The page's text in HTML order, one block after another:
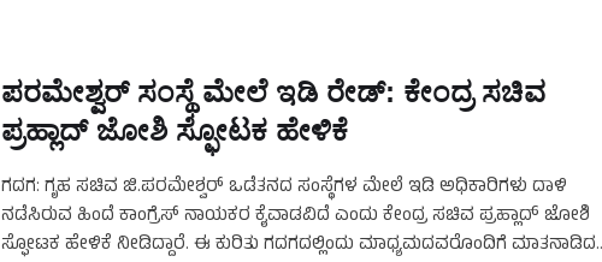
ಪರಮೇಶ್ವರ್‌ ಸಂಸ್ಥೆ ಮೇಲೆ ಇಡಿ ರೇಡ್:‌ ಕೇಂದ್ರ ಸಚಿವ
ಪ್ರಹ್ಲಾದ್‌ ಜೋಶಿ ಸ್ಫೋಟಕ ಹೇಳಿಕೆ
ಗದಗ: ಗೃಹ ಸಚಿವ ಜಿ.ಪರಮೇಶ್ವರ್‌ ಒಡೆತನದ ಸಂಸ್ಥೆಗಳ ಮೇಲೆ ಇಡಿ ಅಧಿಕಾರಿಗಳು ದಾಳಿ
ನಡೆಸಿರುವ ಹಿಂದೆ ಕಾಂಗ್ರೆಸ್‌ ನಾಯಕರ ಕೈವಾಡವಿದೆ ಎಂದು ಕೇಂದ್ರ ಸಚಿವ ಪ್ರಹ್ಲಾದ್‌ ಜೋಶಿ
ಸ್ಫೋಟಕ ಹೇಳಿಕೆ ನೀಡಿದ್ದಾರೆ. ಈ ಕುರಿತು ಗದಗದಲ್ಲಿಂದು ಮಾಧ್ಯಮದವರೊಂದಿಗೆ ಮಾತನಾಡಿದ